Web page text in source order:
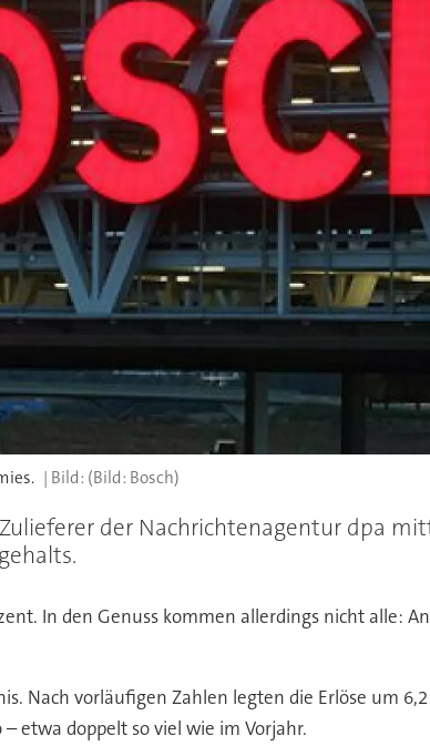
(Bild: Bosch)
der Nachrichtenagentur dpa
In den Genuss kommen allerdings nicht alle:
Nach vorläufigen Zahlen legten die Erlöse um
etwa doppelt so viel wie im Vorjahr.